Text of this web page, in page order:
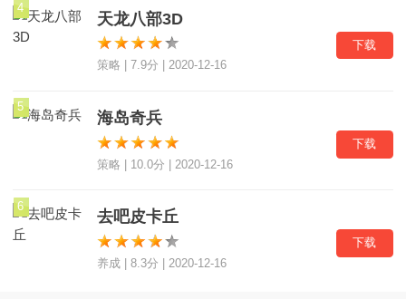
4
天龙八部3D
策略 | 7.9分 | 2020-12-16
下载
5
海岛奇兵
策略 | 10.0分 | 2020-12-16
下载
6
去吧皮卡丘
养成 | 8.3分 | 2020-12-16
下载